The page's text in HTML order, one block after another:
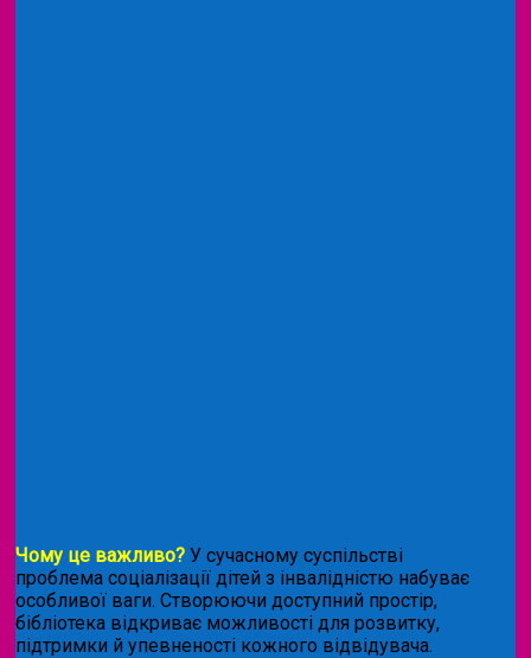
Чому це важливо? У сучасному суспільстві
проблема соціалізації дітей з інвалідністю набуває
особливої ваги. Створюючи доступний простір,
бібліотека відкриває можливості для розвитку,
підтримки й упевненості кожного відвідувача.